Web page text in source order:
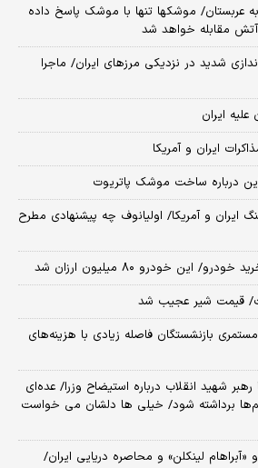
عربستان/ موشکها تنها با موشک پاسخ داده
مقابله خواهد شد
شدید در نزدیکی مرز‌های ایران/ ماجرا
ایران
ایران و آمریکا
درباره ساخت موشک پاتریوت
ایران و آمریکا/ اولیانوف چه پیشنهادی مطرح
این خودرو ۸۰ میلیون ارزان شد
قیمت شیر عجیب شد
بازنشستگان فاصله زیادی با هزینه‌های
شهید انقلاب درباره استیضاح وزرا/ عده‌ای
برداشته شود/ خیلی ها دلشان می خواست
«آبراهام لینکلن» و محاصره دریایی ایران/